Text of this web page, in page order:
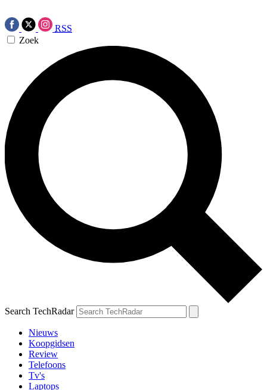
RSS
Zoek
Search TechRadar
Nieuws
Koopgidsen
Review
Telefoons
Tv's
Laptops